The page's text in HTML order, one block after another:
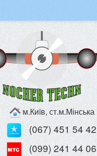
м.Київ, ст.м.Мінська
(067) 451 54 42
(099) 241 44 06